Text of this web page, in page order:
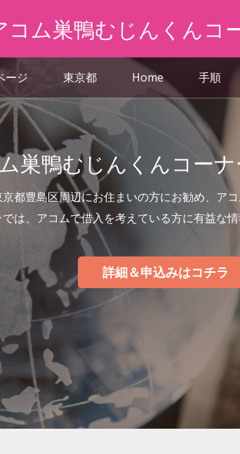
コム巣鴨むじんくんコ
ージ 東京都 Home 手順
巣鴨むじんくんコー
都豊島区周辺にお住まいの方にお勧め、アコ
では、アコムで借入を考えている方に有益な
詳細＆申込みはコチラ